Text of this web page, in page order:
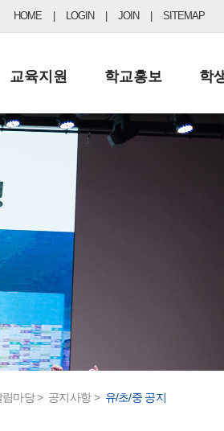
HOME LOGIN JOIN SITEMAP
교육지원
행정실
학교운영위원회
학교건축기금
학교홍보
보도자료
학
마당 > 공지사항 > 유/초/중 공지